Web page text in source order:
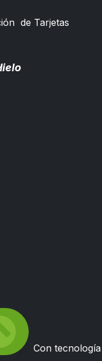
de Tarjetas
Con